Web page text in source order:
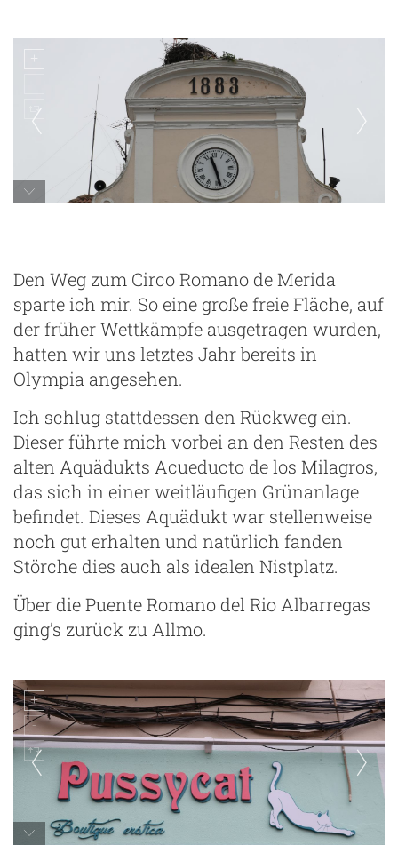
Den Weg zum Circo Romano de Merida
sparte ich mir. So eine große freie Fläche, auf
der früher Wettkämpfe ausgetragen wurden,
hatten wir uns letztes Jahr bereits in
Olympia angesehen.
Ich schlug stattdessen den Rückweg ein.
Dieser führte mich vorbei an den Resten des
alten Aquädukts Acueducto de los Milagros,
das sich in einer weitläufigen Grünanlage
befindet. Dieses Aquädukt war stellenweise
noch gut erhalten und natürlich fanden
Störche dies auch als idealen Nistplatz.
Über die Puente Romano del Rio Albarregas
ging’s zurück zu Allmo.